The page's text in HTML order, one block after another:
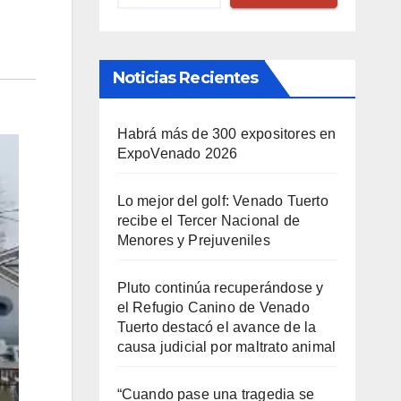
Noticias Recientes
Habrá más de 300 expositores en
ExpoVenado 2026
Lo mejor del golf: Venado Tuerto
recibe el Tercer Nacional de
Menores y Prejuveniles
Pluto continúa recuperándose y
el Refugio Canino de Venado
Tuerto destacó el avance de la
causa judicial por maltrato animal
“Cuando pase una tragedia se